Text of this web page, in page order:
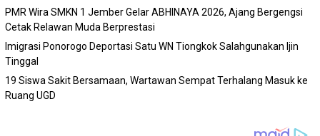
PMR Wira SMKN 1 Jember Gelar ABHINAYA 2026, Ajang Bergengsi
Cetak Relawan Muda Berprestasi
Imigrasi Ponorogo Deportasi Satu WN Tiongkok Salahgunakan Ijin
Tinggal
19 Siswa Sakit Bersamaan, Wartawan Sempat Terhalang Masuk ke
Ruang UGD